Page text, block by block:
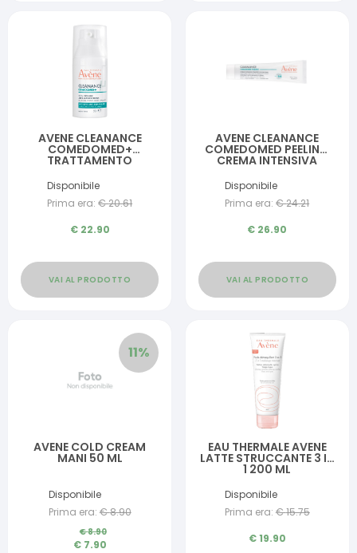
AVENE CLEANANCE
COMEDOMED+
TRATTAMENTO
ANTI IMPERFEZIONI 30
ML
Disponibile
Prima era: €20.61
€ 22.90
VAI AL PRODOTTO
AVENE CLEANANCE
COMEDOMED PEELING
CREMA INTENSIVA
Disponibile
Prima era: €24.21
€ 26.90
VAI AL PRODOTTO
11%
AVENE COLD CREAM
MANI 50 ML
Disponibile
Prima era: €8.90
€8.90
€ 7.90
EAU THERMALE AVENE
LATTE STRUCCANTE 3 IN
1 200 ML
Disponibile
Prima era: €15.75
€19.90